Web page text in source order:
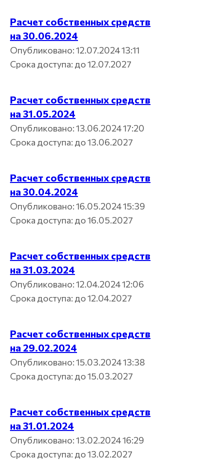
Расчет собственных средств
на 30.06.2024
Опубликовано: 12.07.2024 13:11
Срока доступа: до 12.07.2027
Расчет собственных средств
на 31.05.2024
Опубликовано: 13.06.2024 17:20
Срока доступа: до 13.06.2027
Расчет собственных средств
на 30.04.2024
Опубликовано: 16.05.2024 15:39
Срока доступа: до 16.05.2027
Расчет собственных средств
на 31.03.2024
Опубликовано: 12.04.2024 12:06
Срока доступа: до 12.04.2027
Расчет собственных средств
на 29.02.2024
Опубликовано: 15.03.2024 13:38
Срока доступа: до 15.03.2027
Расчет собственных средств
на 31.01.2024
Опубликовано: 13.02.2024 16:29
Срока доступа: до 13.02.2027